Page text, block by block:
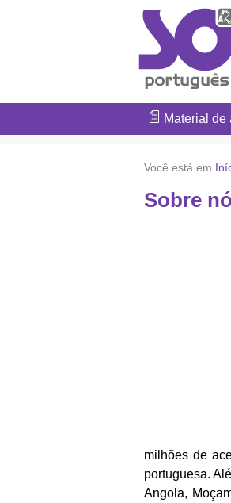
Material de
Você está em
Sobre
milhões de
portuguesa.
Angola,